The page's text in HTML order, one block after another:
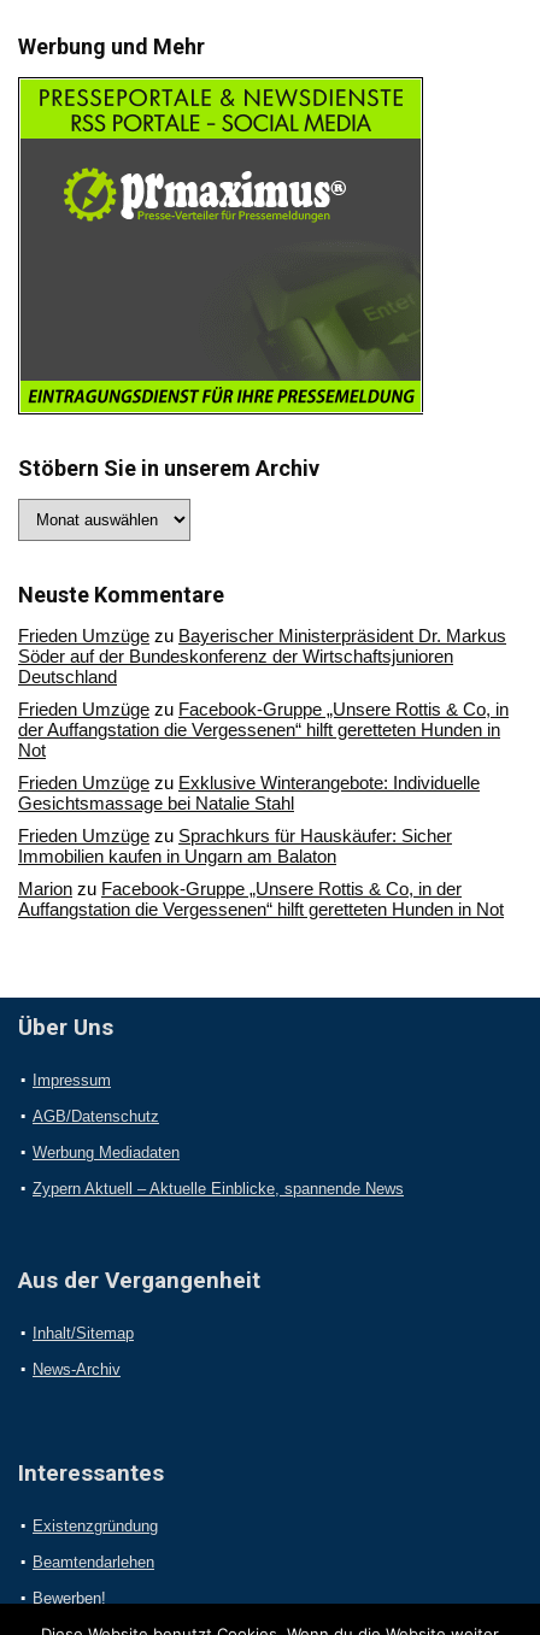
Werbung und Mehr
Stöbern Sie in unserem Archiv
Sie
Archiv
Neuste Kommentare
Frieden Umzüge zu Bayerischer Ministerpräsident Dr. Markus
Söder auf der Bundeskonferenz der Wirtschaftsjunioren
Deutschland
Frieden Umzüge zu Facebook-Gruppe „Unsere Rottis & Co, in
der Auffangstation die Vergessenen“ hilft geretteten Hunden in
Not
Frieden Umzüge zu Exklusive Winterangebote: Individuelle
Gesichtsmassage bei Natalie Stahl
Frieden Umzüge zu Sprachkurs für Hauskäufer: Sicher
Immobilien kaufen in Ungarn am Balaton
Marion zu Facebook-Gruppe „Unsere Rottis & Co, in der
Auffangstation die Vergessenen“ hilft geretteten Hunden in Not
Über Uns
Impressum
AGB/Datenschutz
Werbung Mediadaten
Zypern Aktuell – Aktuelle Einblicke, spannende News
Aus der Vergangenheit
Inhalt/Sitemap
News-Archiv
Interessantes
Existenzgründung
Beamtendarlehen
Bewerben!